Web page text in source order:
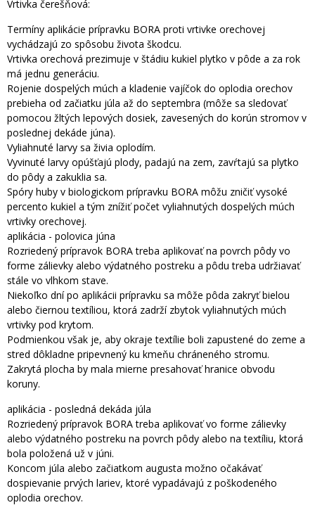
Vrtivka čerešňová:
Termíny aplikácie prípravku BORA proti vrtivke orechovej
vychádzajú zo spôsobu života škodcu.
Vrtivka orechová prezimuje v štádiu kukiel plytko v pôde a za rok
má jednu generáciu.
Rojenie dospelých múch a kladenie vajíčok do oplodia orechov
prebieha od začiatku júla až do septembra (môže sa sledovať
pomocou žltých lepových dosiek, zavesených do korún stromov v
poslednej dekáde júna).
Vyliahnuté larvy sa živia oplodím.
Vyvinuté larvy opúšťajú plody, padajú na zem, zavŕtajú sa plytko
do pôdy a zakuklia sa.
Spóry huby v biologickom prípravku BORA môžu zničiť vysoké
percento kukiel a tým znížiť počet vyliahnutých dospelých múch
vrtivky orechovej.
aplikácia - polovica júna
Rozriedený prípravok BORA treba aplikovať na povrch pôdy vo
forme zálievky alebo výdatného postreku a pôdu treba udržiavať
stále vo vlhkom stave.
Niekoľko dní po aplikácii prípravku sa môže pôda zakryť bielou
alebo čiernou textíliou, ktorá zadrží zbytok vyliahnutých múch
vrtivky pod krytom.
Podmienkou však je, aby okraje textílie boli zapustené do zeme a
stred dôkladne pripevnený ku kmeňu chráneného stromu.
Zakrytá plocha by mala mierne presahovať hranice obvodu
koruny.
aplikácia - posledná dekáda júla
Rozriedený prípravok BORA treba aplikovať vo forme zálievky
alebo výdatného postreku na povrch pôdy alebo na textíliu, ktorá
bola položená už v júni.
Koncom júla alebo začiatkom augusta možno očakávať
dospievanie prvých lariev, ktoré vypadávajú z poškodeného
oplodia orechov.